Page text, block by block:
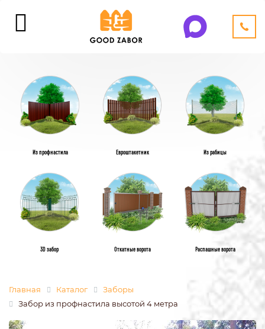
Из профнастила Евроштакетник Из рабицы
3D забор Откатные ворота Распашные ворота
Главная Каталог
Заборы
Забор из профнастила высотой 4 метра